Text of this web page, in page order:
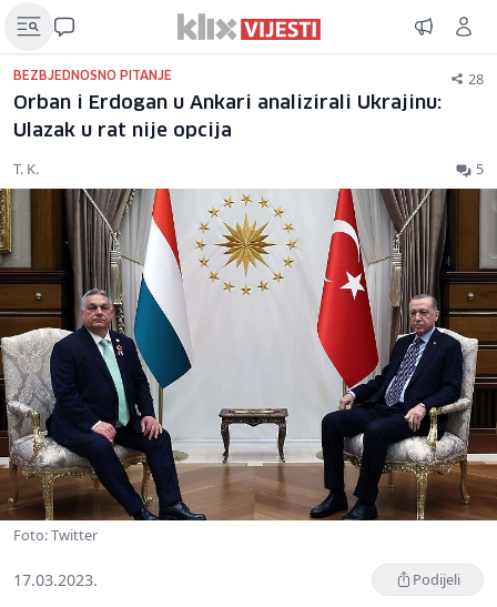
BEZBJEDNOSNO PITANJE 28
Orban i Erdogan u Ankari analizirali Ukrajinu:
Ulazak u rat nije opcija
T. K. 5
Foto: Twitter
17.03.2023. Podijeli